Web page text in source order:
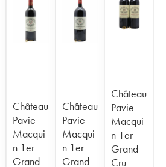
Château
Pavie
Macqui
n 1er
Grand
Château
Pavie
Macqui
n 1er
Grand
Château
Pavie
Macqui
n 1er
Grand
Cru